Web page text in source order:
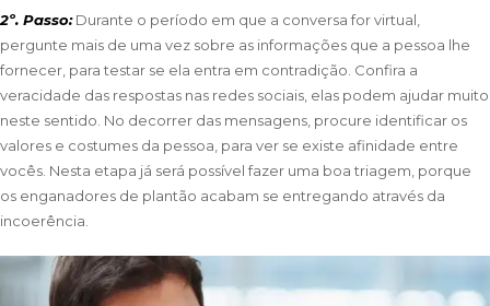
2º. Passo:Durante o período em que a conversa for virtual,
pergunte mais de uma vez sobre as informações que a pessoa lhe
fornecer, para testar se ela entra em contradição. Confira a
veracidade das respostas nas redes sociais, elas podem ajudar muito
neste sentido. No decorrer das mensagens, procure identificar os
valores e costumes da pessoa, para ver se existe afinidade entre
vocês. Nesta etapa já será possível fazer uma boa triagem, porque
os enganadores de plantão acabam se entregando através da
incoerência.